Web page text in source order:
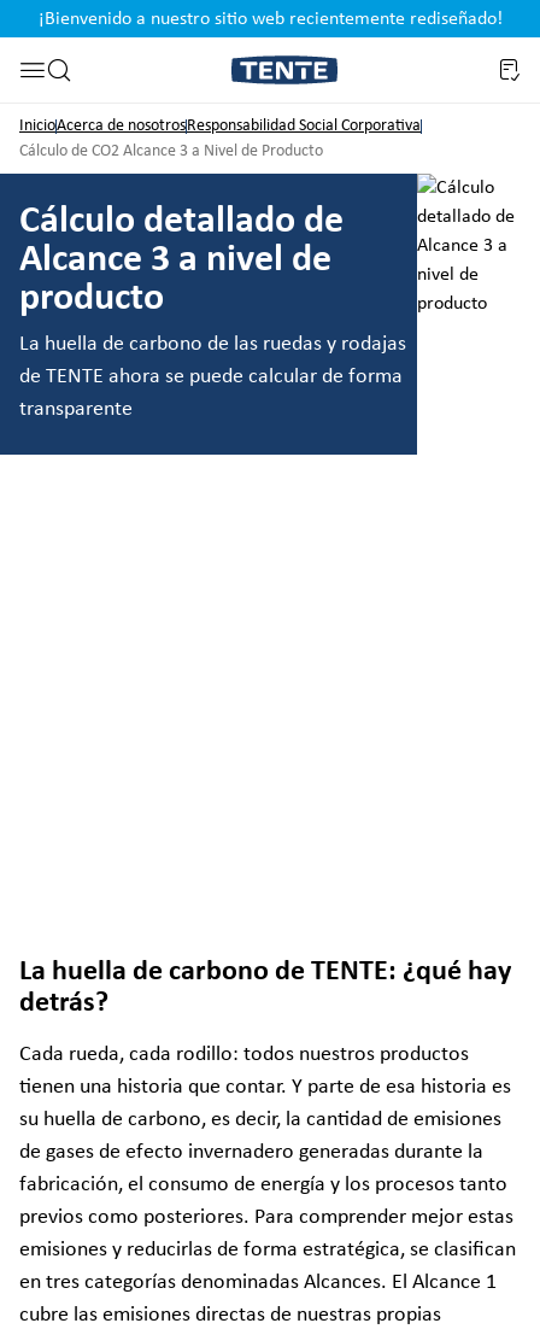
Saltar a la búsqueda
¡Bienvenido a nuestro sitio web recientemente rediseñado!
InicioAcerca de nosotrosResponsabilidad Social Corporativa
Cálculo de CO2 Alcance 3 a Nivel de Producto
Cálculo detallado de
Alcance 3 a nivel de
producto
La huella de carbono de las ruedas y rodajas
de TENTE ahora se puede calcular de forma
transparente
La huella de carbono de TENTE: ¿qué hay
detrás?
Cada rueda, cada rodillo: todos nuestros productos
tienen una historia que contar. Y parte de esa historia es
su huella de carbono, es decir, la cantidad de emisiones
de gases de efecto invernadero generadas durante la
fabricación, el consumo de energía y los procesos tanto
previos como posteriores. Para comprender mejor estas
emisiones y reducirlas de forma estratégica, se clasifican
en tres categorías denominadas Alcances. El Alcance 1
cubre las emisiones directas de nuestras propias